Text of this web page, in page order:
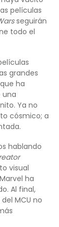
películas
seguirán
todo el
grandes
ha
una
Ya no
cósmico; a
hablando
visual
ha
Al final,
MCU no